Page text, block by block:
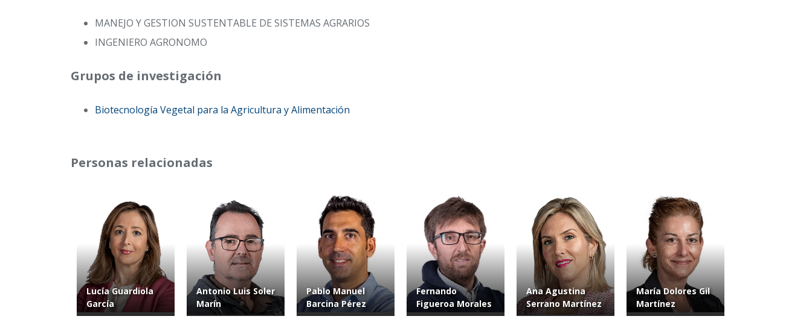
MANEJO Y GESTION SUSTENTABLE DE SISTEMAS AGRARIOS
INGENIERO AGRONOMO
Grupos de investigación
Biotecnología Vegetal para la Agricultura y Alimentación
Personas relacionadas
Lucía Guardiola
García
Antonio Luis Soler
Marín
Pablo Manuel
Barcina Pérez
Fernando
Figueroa Morales
Ana Agustina
Serrano Martínez
María Dolores Gil
Martínez